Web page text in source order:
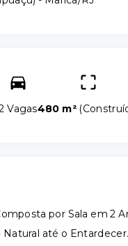
Vagas480 m² (
por Sala em 2
até o